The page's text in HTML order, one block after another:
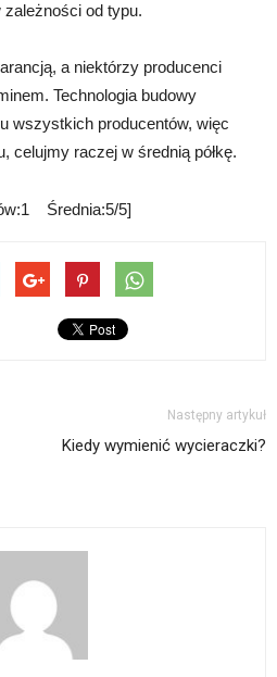
zależności od typu.
a niektórzy producenci
Technologia budowy
wszystkich producentów, więc
celujmy raczej w średnią półkę.
Średnia:5/5]
Następny artykuł
Kiedy wymienić wycieraczki?